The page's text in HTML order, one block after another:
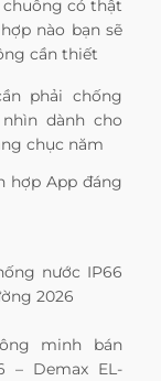
chuông có thật
nào bạn sẽ
cần thiết
phải chống
dành cho
chục năm
hợp App đáng
nước IP66
2026
minh bán
– Demax EL-